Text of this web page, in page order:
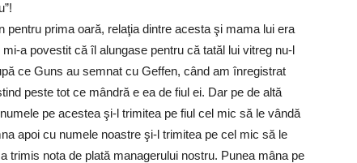
prima oară, relaţia dintre acesta şi mama lui era
a povestit că îl alungase pentru că tatăl lui vitreg nu-l
ce Guns au semnat cu Geffen, când am înregistrat
peste tot ce mândră e ea de fiul ei. Dar pe de altă
pe acestea şi-l trimitea pe fiul cel mic să le vândă
apoi cu numele noastre şi-l trimitea pe cel mic să le
trimis nota de plată managerului nostru. Punea mâna pe